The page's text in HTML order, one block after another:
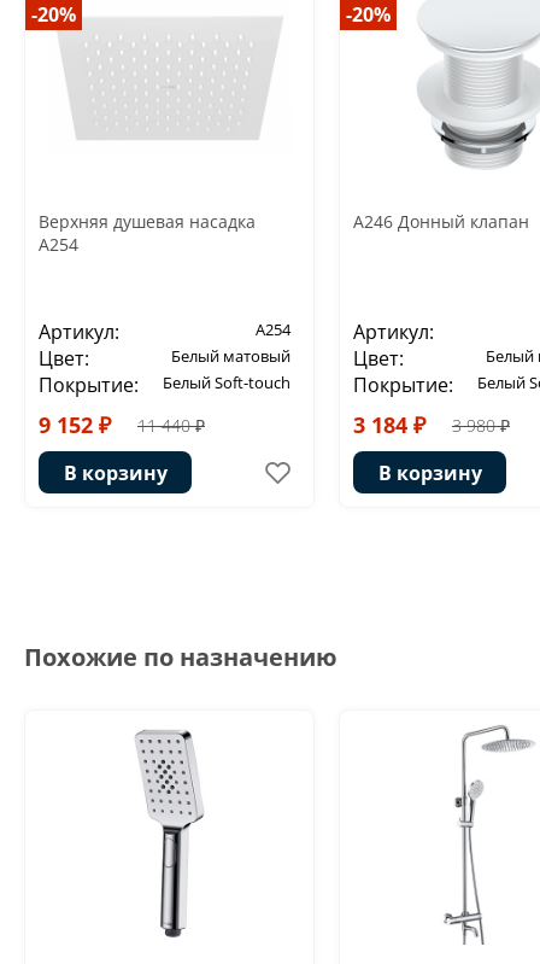
-20%
Верхняя душевая насадка
A254
Артикул: A254
Цвет: Белый матовый
Покрытие: Белый Soft-touch
9 152 ₽ 11 440 ₽
В корзину
-20%
A246 Донный клапан
Артикул:
Цвет:
Белый
Покрытие: Белый
3 184 ₽ 3 980 ₽
В корзину
Похожие по назначению